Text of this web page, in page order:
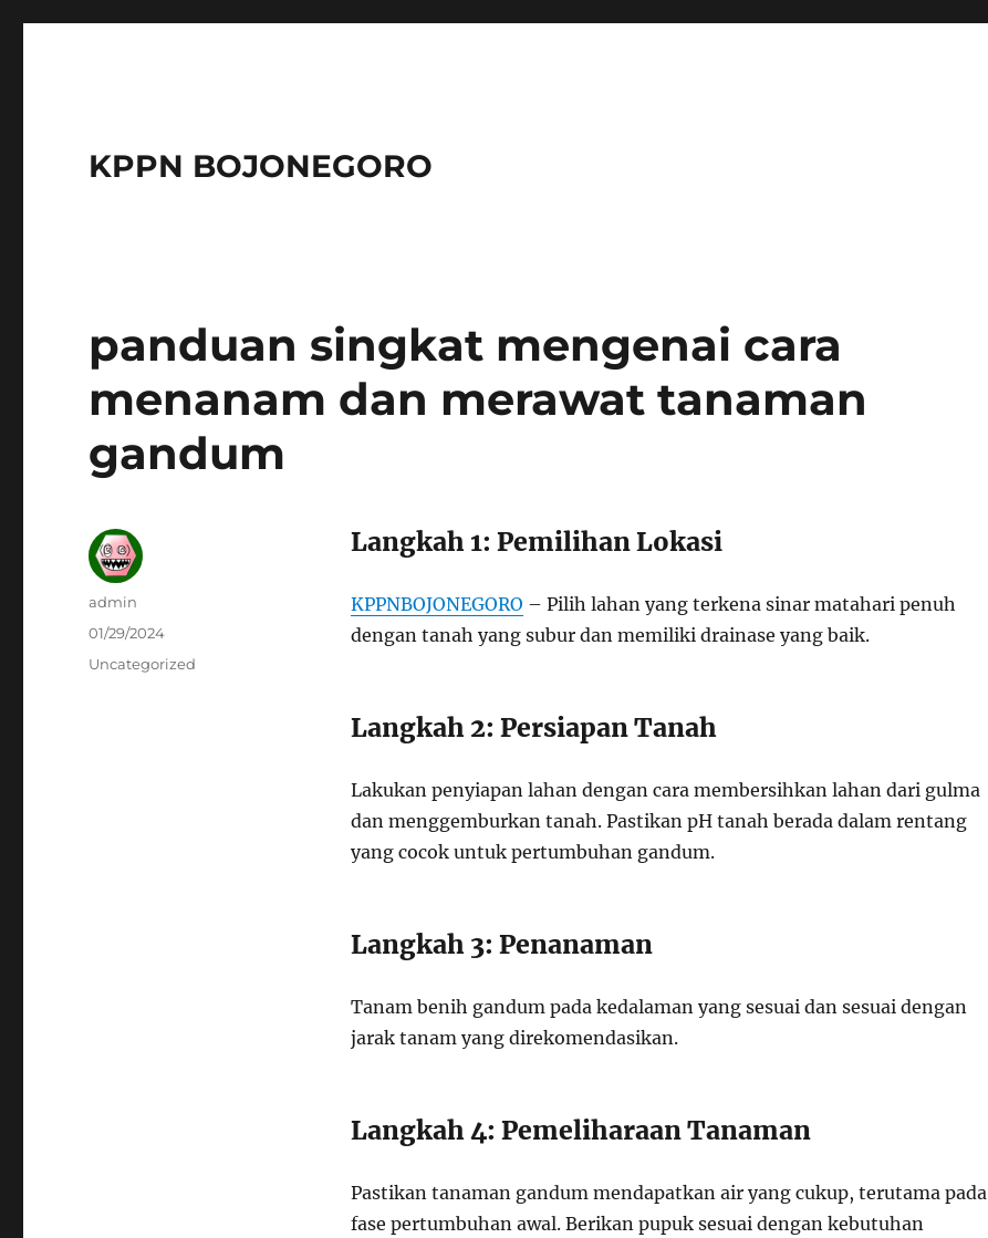
KPPN BOJONEGORO
panduan singkat mengenai cara
menanam dan merawat tanaman
gandum
Langkah 1: Pemilihan Lokasi
KPPNBOJONEGORO – Pilih lahan yang terkena sinar matahari penuh
dengan tanah yang subur dan memiliki drainase yang baik.
Langkah 2: Persiapan Tanah
Lakukan penyiapan lahan dengan cara membersihkan lahan dari gulma
dan menggemburkan tanah. Pastikan pH tanah berada dalam rentang
yang cocok untuk pertumbuhan gandum.
Langkah 3: Penanaman
Tanam benih gandum pada kedalaman yang sesuai dan sesuai dengan
jarak tanam yang direkomendasikan.
Langkah 4: Pemeliharaan Tanaman
Pastikan tanaman gandum mendapatkan air yang cukup, terutama pada
fase pertumbuhan awal. Berikan pupuk sesuai dengan kebutuhan
Author
admin
Posted
01/29/2024
Categories
Uncategorized